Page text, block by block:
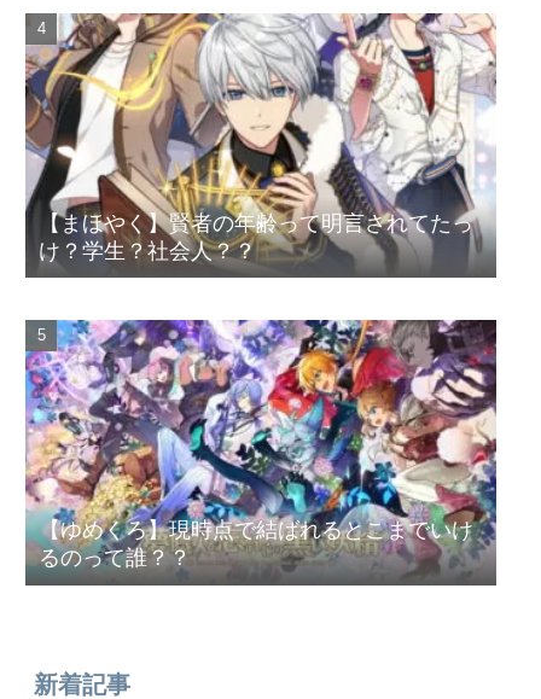
【まほやく】賢者の年齢って明言されてたっ
け？学生？社会人？？
【ゆめくろ】現時点で結ばれるとこまでいけ
るのって誰？？
新着記事